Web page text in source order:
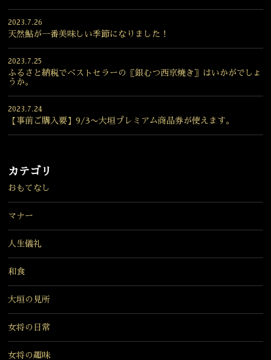
2023.7.26
天然鮎が一番美味しい季節になりました！
2023.7.25
ふるさと納税でベストセラーの〖銀むつ西京焼き〗はいかがでしょ
うか。
2023.7.24
【事前ご購入要】9/3〜大垣プレミアム商品券が使えます。
カテゴリ
おもてなし
マナー
人生儀礼
和食
大垣の見所
女将の日常
女将の趣味